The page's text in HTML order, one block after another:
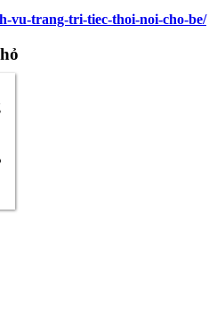
vu-trang-tri-tiec-thoi-noi-cho-be/